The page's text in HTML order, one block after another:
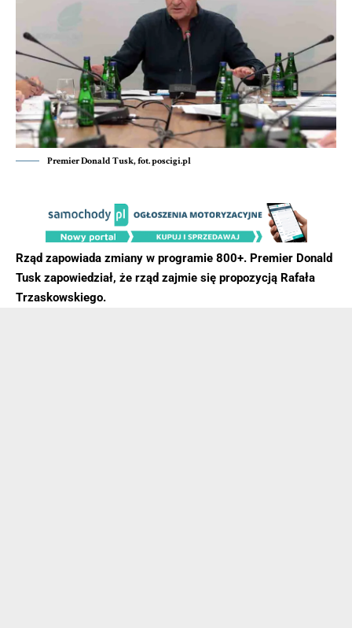
Premier Donald Tusk, fot. poscigi.pl
Rząd zapowiada zmiany w programie 800+. Premier Donald
Tusk zapowiedział, że rząd zajmie się propozycją Rafała
Trzaskowskiego.